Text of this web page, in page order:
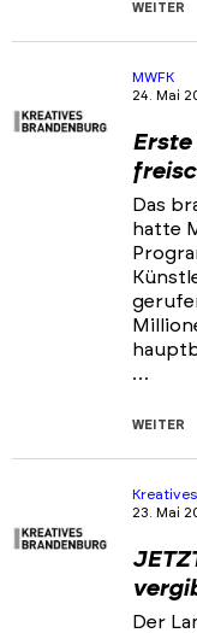
WEITER
MWFK
24. Mai
Das
hatte
…
WEITER
23. Mai
Der